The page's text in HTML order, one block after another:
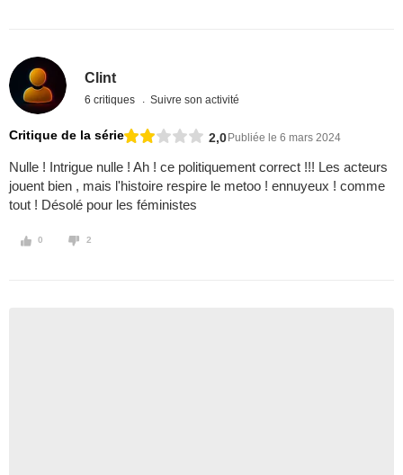
Clint
6 critiques Suivre son activité
Critique de la série 2,0Publiée le 6 mars 2024
Nulle ! Intrigue nulle ! Ah ! ce politiquement correct !!! Les acteurs
jouent bien , mais l'histoire respire le metoo ! ennuyeux ! comme
tout ! Désolé pour les féministes
0 2